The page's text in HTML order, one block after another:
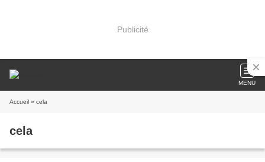
Publicité
MENU
Accueil » cela
cela